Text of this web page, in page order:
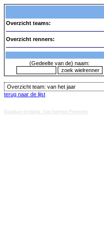
Overzicht teams:
Overzicht renners:
(Gedeelte van de) naam:
Overzicht team: van het jaar
terug naar de lijst
Database techniek: Sini Internet Projecten